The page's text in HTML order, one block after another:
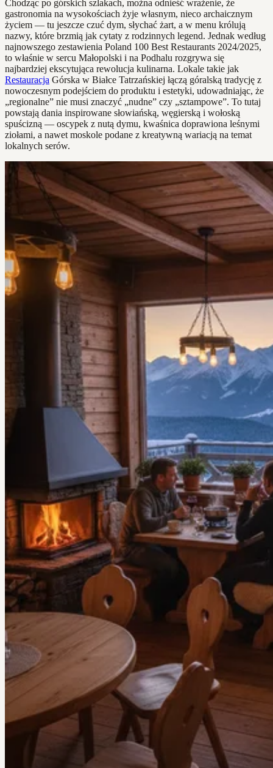
Chodząc po górskich szlakach, można odnieść wrażenie, że
gastronomia na wysokościach żyje własnym, nieco archaicznym
życiem — tu jeszcze czuć dym, słychać żart, a w menu królują
nazwy, które brzmią jak cytaty z rodzinnych legend. Jednak według
najnowszego zestawienia Poland 100 Best Restaurants 2024/2025,
to właśnie w sercu Małopolski i na Podhalu rozgrywa się
najbardziej ekscytująca rewolucja kulinarna. Lokale takie jak
Restauracja Górska w Białce Tatrzańskiej łączą góralską tradycję z
nowoczesnym podejściem do produktu i estetyki, udowadniając, że
„regionalne” nie musi znaczyć „nudne” czy „sztampowe”. To tutaj
powstają dania inspirowane słowiańską, węgierską i wołoską
spuścizną — oscypek z nutą dymu, kwaśnica doprawiona leśnymi
ziołami, a nawet moskole podane z kreatywną wariacją na temat
lokalnych serów.